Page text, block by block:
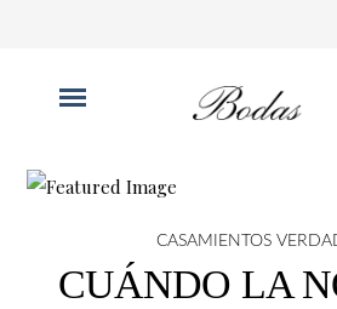
CASAMIENTOS
CUÁNDO LA